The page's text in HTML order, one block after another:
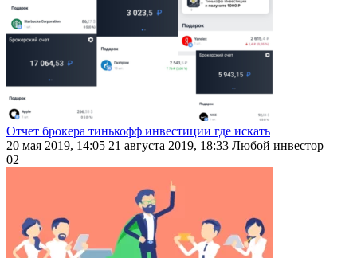
Отчет брокера тинькофф инвестиции где искать
20 мая 2019, 14:05 21 августа 2019, 18:33 Любой инвестор
02